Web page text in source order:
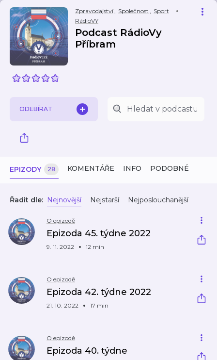
Zpravodajství, Společnost , Sport
RádioVY
Podcast RádioVy
Příbram
ODEBÍRAT
EPIZODY 28 KOMENTÁŘE INFO PODOBNÉ
Řadit dle: Nejnovější Nejstarší Nejposlouchanější
O epizodě
Epizoda 45. týdne 2022
9. 11. 2022 12 min
O epizodě
Epizoda 42. týdne 2022
21. 10. 2022 17 min
O epizodě
Epizoda 40. týdne